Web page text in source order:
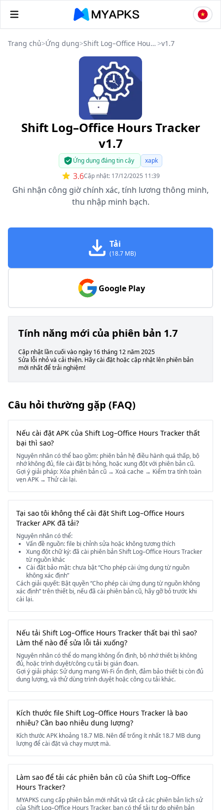
Trang chủ>Ứng dụng> Shift Log–Office Hours Tracker >v1.7
Shift Log–Office Hours Tracker
v1.7
Ứng dụng đáng tin cậy xapk
3.6Cập nhật: 17/12/2025 11:39
Ghi nhận công giờ chính xác, tính lương thông minh,
thu nhập minh bạch.
Tải
(18.7 MB)
Google Play
Tính năng mới của phiên bản 1.7
Cập nhật lần cuối vào ngày 16 tháng 12 năm 2025
Sửa lỗi nhỏ và cải thiện. Hãy cài đặt hoặc cập nhật lên phiên bản
mới nhất để trải nghiệm!
Câu hỏi thường gặp (FAQ)
Nếu cài đặt APK của Shift Log–Office Hours Tracker thất
bại thì sao?
Nguyên nhân có thể bao gồm: phiên bản hệ điều hành quá thấp, bộ
nhớ không đủ, file cài đặt bị hỏng, hoặc xung đột với phiên bản cũ.
Gợi ý giải pháp: Xóa phiên bản cũ → Xoá cache → Kiểm tra tính toàn
vẹn APK → Thử cài lại.
Tại sao tôi không thể cài đặt Shift Log–Office Hours
Tracker APK đã tải?
Nguyên nhân có thể:
Vấn đề nguồn: file bị chỉnh sửa hoặc không tương thích
Xung đột chữ ký: đã cài phiên bản Shift Log–Office Hours Tracker
từ nguồn khác
Cài đặt bảo mật: chưa bật “Cho phép cài ứng dụng từ nguồn
không xác định”
Cách giải quyết: Bật quyền “Cho phép cài ứng dụng từ nguồn không
xác định” trên thiết bị, nếu đã cài phiên bản cũ, hãy gỡ bỏ trước khi
cài lại.
Nếu tải Shift Log–Office Hours Tracker thất bại thì sao?
Làm thế nào để sửa lỗi tải xuống?
Nguyên nhân có thể do mạng không ổn định, bộ nhớ thiết bị không
đủ, hoặc trình duyệt/công cụ tải bị gián đoạn.
Gợi ý giải pháp: Sử dụng mạng Wi-Fi ổn định, đảm bảo thiết bị còn đủ
dung lượng, và thử dùng trình duyệt hoặc công cụ tải khác.
Kích thước file Shift Log–Office Hours Tracker là bao
nhiêu? Cần bao nhiêu dung lượng?
Kích thước APK khoảng 18.7 MB. Nên để trống ít nhất 18.7 MB dung
lượng để cài đặt và chạy mượt mà.
Làm sao để tải các phiên bản cũ của Shift Log–Office
Hours Tracker?
MYAPKS cung cấp phiên bản mới nhất và tất cả các phiên bản lịch sử
của Shift Log–Office Hours Tracker, bạn có thể tải tự do phiên bản